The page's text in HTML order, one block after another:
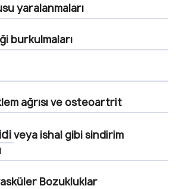
yaralanmaları
burkulmaları
ağrısı ve osteoartrit
veya ishal gibi sindirim
Bozukluklar